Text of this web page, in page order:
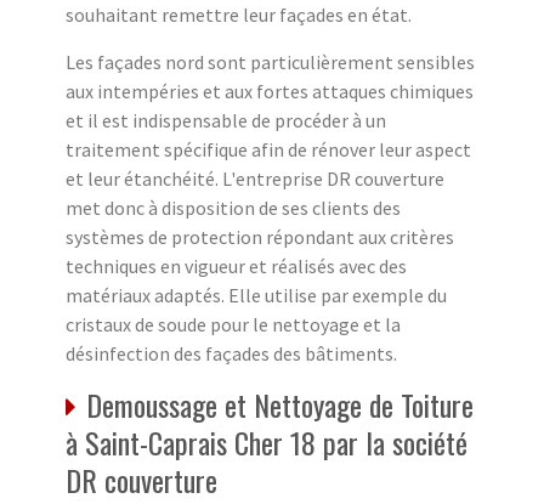
souhaitant remettre leur façades en état.
Les façades nord sont particulièrement sensibles
aux intempéries et aux fortes attaques chimiques
et il est indispensable de procéder à un
traitement spécifique afin de rénover leur aspect
et leur étanchéité. L'entreprise DR couverture
met donc à disposition de ses clients des
systèmes de protection répondant aux critères
techniques en vigueur et réalisés avec des
matériaux adaptés. Elle utilise par exemple du
cristaux de soude pour le nettoyage et la
désinfection des façades des bâtiments.
Demoussage et Nettoyage de Toiture
à Saint-Caprais Cher 18 par la société
DR couverture